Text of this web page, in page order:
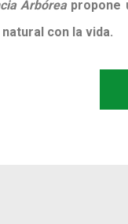
Arbóreapropone
con la vida.